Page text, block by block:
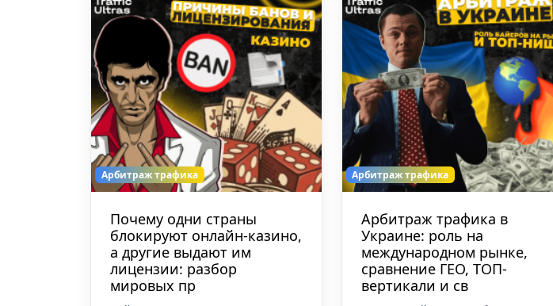
Арбитраж трафика
Почему одни страны
блокируют онлайн-казино,
а другие выдают им
лицензии: разбор
мировых пр
Арбитраж трафика
Арбитраж трафика в
Украине: роль на
международном рынке,
сравнение ГЕО, ТОП-
вертикали и св